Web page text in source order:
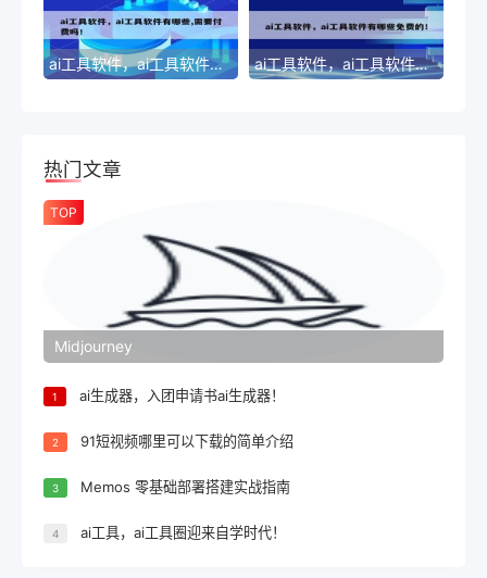
ai工具软件，ai工具软件有哪些,需要付费吗！ ai工具软件，ai工具软件有哪些免费的！
热门文章
TOP
Midjourney
1 ai生成器，入团申请书ai生成器！
2 91短视频哪里可以下载的简单介绍
3 Memos 零基础部署搭建实战指南
4 ai工具，ai工具圈迎来自学时代！